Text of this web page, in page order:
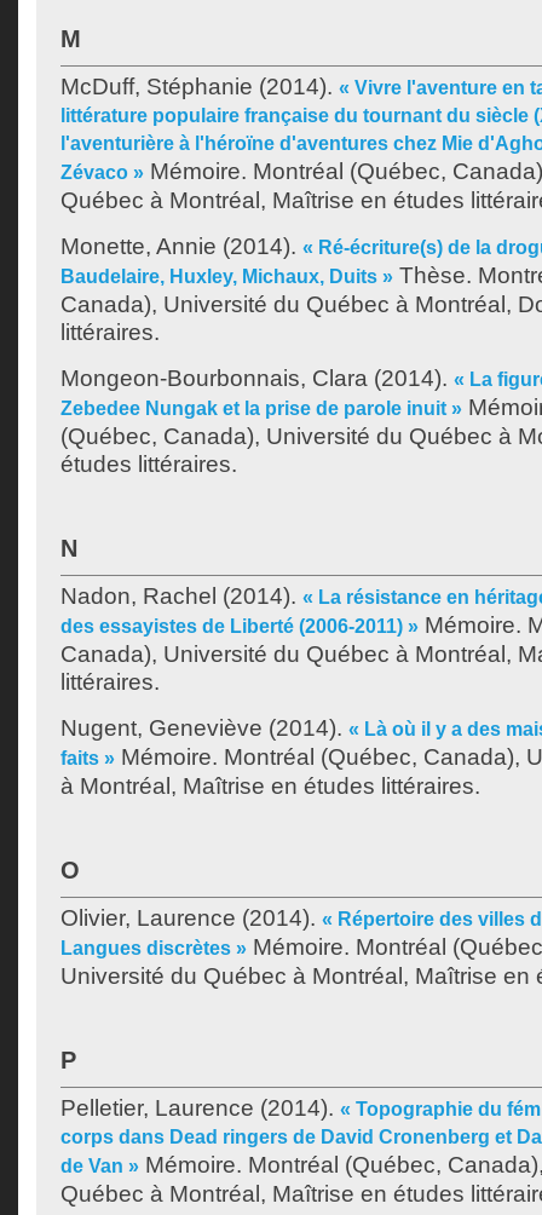
M
McDuff, Stéphanie (2014). « Vivre l'aventure en
littérature populaire française du tournant du siècle
l'aventurière à l'héroïne d'aventures chez Mie
Zévaco » Mémoire. Montréal (Québec,
Québec à Montréal, Maîtrise en études
Monette, Annie (2014). « Ré-écriture(s) de la
Baudelaire, Huxley, Michaux, Duits » Thèse.
Canada), Université du Québec à Montréal,
littéraires.
Mongeon-Bourbonnais, Clara (2014). « La
Zebedee Nungak et la prise de parole inuit »
(Québec, Canada), Université du Québec à
études littéraires.
N
Nadon, Rachel (2014). « La résistance en
des essayistes de Liberté (2006-2011) » Mémoire.
Canada), Université du Québec à Montréal,
littéraires.
Nugent, Geneviève (2014). « Là où il y a des
faits » Mémoire. Montréal (Québec, Canada),
à Montréal, Maîtrise en études littéraires.
O
Olivier, Laurence (2014). « Répertoire des villes
Langues discrètes » Mémoire. Montréal
Université du Québec à Montréal, Maîtrise en
P
Pelletier, Laurence (2014). « Topographie du
corps dans Dead ringers de David Cronenberg et
de Van » Mémoire. Montréal (Québec,
Québec à Montréal, Maîtrise en études